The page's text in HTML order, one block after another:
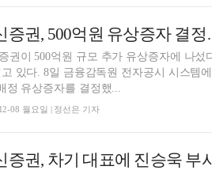
증권, 500억원 유상증자 결
권이 500억원 규모 추가 유상증자에 나
시 시스템에 따르면, 대신증권은 499억9997만 원 규모 제
정 유상증자를 결정했...
08 월요일 | 정선은 기자
증권, 차기 대표에 진승욱 부